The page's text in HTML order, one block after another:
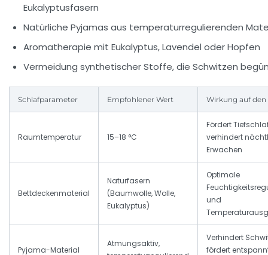
Eukalyptusfasern
Natürliche Pyjamas aus temperaturregulierenden
Aromatherapie mit Eukalyptus, Lavendel oder Hopfen
Vermeidung synthetischer Stoffe, die Schwitzen
Schlafparameter Empfohlener Wert Wirkung auf den
Raumtemperatur 15–18 °C
Fördert
verhindert
Erwachen
Bettdeckenmaterial
Naturfasern
(Baumwolle, Wolle,
Eukalyptus)
Optimale
und
Pyjama-Material
Atmungsaktiv,
Verhindert
fördert